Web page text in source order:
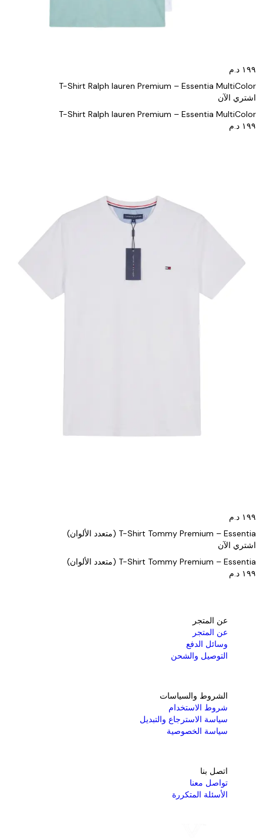
T-Shirt Ralph lauren Premium – Essentia MultiColor
اشتري الآن
T-Shirt Ralph lauren Premium – Essentia MultiColor
T-Shirt Tommy Premium – Essentia (متعدد الألوان)
اشتري الآن
T-Shirt Tommy Premium – Essentia (متعدد الألوان)
عن المتجر
عن المتجر
وسائل الدفع
التوصيل والشحن
الشروط والسياسات
شروط الاستخدام
سياسة الاسترجاع والتبديل
سياسة الخصوصية
اتصل بنا
تواصل معنا
الأسئلة المتكررة